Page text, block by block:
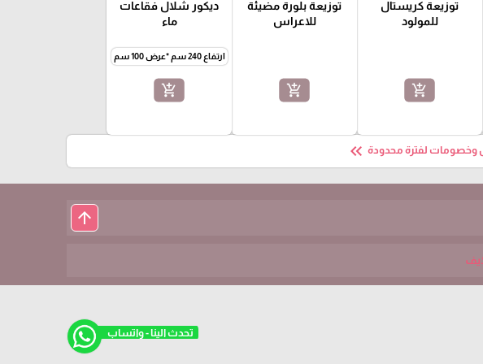
تحدث الينا - واتساب
توزيعة كريستال
للمولود
add_shopping_cart
توزيعة بلورة مضيئة
للاعراس
add_shopping_cart
ديكور شلال فقاعات
ماء
ارتفاع 240 سم *عرض 100 سم
add_shopping_cart
لفترة محدودة keyboard_double_arrow_left
arrow_upward